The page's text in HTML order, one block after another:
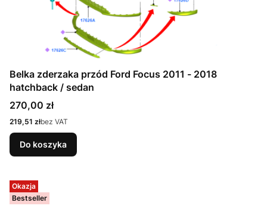
Belka zderzaka przód Ford Focus 2011 - 2018
hatchback / sedan
Cena
270,00 zł
Cena
219,51 złbez VAT
Do koszyka
Okazja
Bestseller